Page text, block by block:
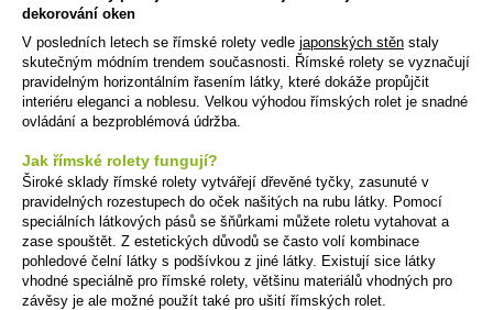
dekorování oken
V posledních letech se římské rolety vedle japonských stěn staly
skutečným módním trendem současnosti. Římské rolety se vyznačují
pravidelným horizontálním řasením látky, které dokáže propůjčit
interiéru eleganci a noblesu. Velkou výhodou římských rolet je snadné
ovládání a bezproblémová údržba.
Jak římské rolety fungují?
Široké sklady římské rolety vytvářejí dřevěné tyčky, zasunuté v
pravidelných rozestupech do oček našitých na rubu látky. Pomocí
speciálních látkových pásů se šňůrkami můžete roletu vytahovat a
zase spouštět. Z estetických důvodů se často volí kombinace
pohledové čelní látky s podšívkou z jiné látky. Existují sice látky
vhodné speciálně pro římské rolety, většinu materiálů vhodných pro
závěsy je ale možné použít také pro ušití římských rolet.